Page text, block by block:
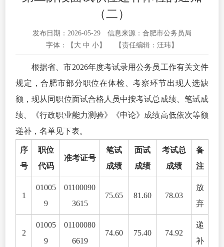
（二）
发布日期：2026-05-29
信息来源：合肥市公务员局
字体：【 大 中 小 】 【责任编辑：汪玮】
根据省、市2026年度考试录用公务员工作有关文件
规定，合肥市部分职位在体检、考察环节出现人选缺
额，现从同职位面试合格人员中按考试总成绩、笔试成
绩、《行政职业能力测验》《申论》成绩高低依次等额
递补，名单见下表。
序
号
职位
代码
准考证号
笔试
成绩
面试
成绩
考试总
成绩
备
注
1
01005
9
01100090
3615
75.65 81.60 78.03
放
弃
2
01005
9
01100080
6619
74.60 75.40 74.92
递
补